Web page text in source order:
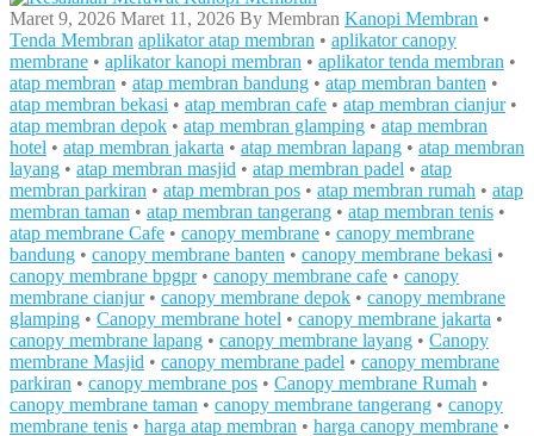
Maret 9, 2026 Maret 11, 2026 By Membran Kanopi Membran •
Tenda Membran aplikator atap membran • aplikator canopy
membrane • aplikator kanopi membran • aplikator tenda membran •
atap membran • atap membran bandung • atap membran banten •
atap membran bekasi • atap membran cafe • atap membran cianjur•
atap membran depok • atap membran glamping • atap membran
hotel • atap membran jakarta • atap membran lapang • atap membran
layang • atap membran masjid • atap membran padel • atap
membran parkiran • atap membran pos • atap membran rumah • atap
membran taman • atap membran tangerang • atap membran tenis •
atap membrane Cafe • canopy membrane • canopy membrane
bandung • canopy membrane banten • canopy membrane bekasi •
canopy membrane bpgpr• canopy membrane cafe • canopy
membrane cianjur• canopy membrane depok • canopy membrane
glamping • Canopy membrane hotel • canopy membrane jakarta •
canopy membrane lapang • canopy membrane layang • Canopy
membrane Masjid • canopy membrane padel • canopy membrane
parkiran • canopy membrane pos • Canopy membrane Rumah •
canopy membrane taman • canopy membrane tangerang • canopy
membrane tenis • harga atap membran • harga canopy membrane •